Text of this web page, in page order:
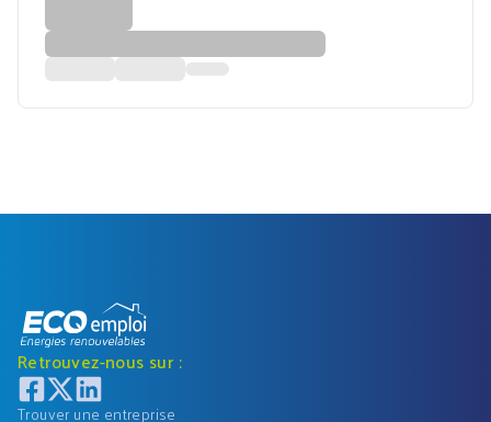
Retrouvez-nous sur :
Trouver une entreprise